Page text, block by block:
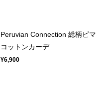
Peruvian Connection 総柄ピマ
コットンカーデ
¥6,900